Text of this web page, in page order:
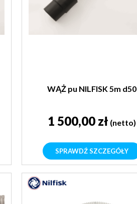
WĄŻ pu NILFISK 5m d50
1 500,00 zł (netto)
SPRAWDŹ SZCZEGÓŁY